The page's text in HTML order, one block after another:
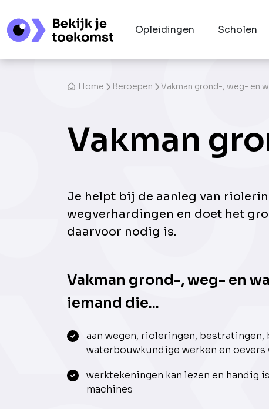
Opleidingen Scholen
Home Beroepen Vakman grond-, weg- en
Vakman
Je helpt bij de aanleg van
wegverhardingen en doet het
daarvoor nodig is.
Vakman grond-, weg- en
iemand die...
aan wegen, rioleringen, bestratingen,
waterbouwkundige werken en oevers
werktekeningen kan lezen en handig
machines